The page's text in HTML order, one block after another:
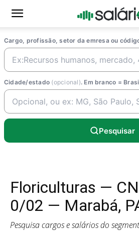
Cargo, profissão, setor da emresa ou
Cidade/estado (opcional). Em branco =
Pesquisar
Floriculturas —
0/02 — Marabá,
Pesquisa cargos e salários do